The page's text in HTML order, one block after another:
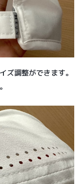
ズ調整ができます。